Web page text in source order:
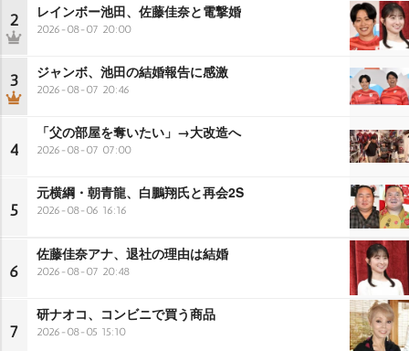
2 レインボー池田、佐藤佳奈と電撃婚
2026-08-07 20:00
3 ジャンボ、池田の結婚報告に感激
2026-08-07 20:46
4
「父の部屋を奪いたい」→大改造へ
2026-08-07 07:00
5
元横綱・朝青龍、白鵬翔氏と再会2S
2026-08-06 16:16
6
佐藤佳奈アナ、退社の理由は結婚
2026-08-07 20:48
7
研ナオコ、コンビニで買う商品
2026-08-05 15:10